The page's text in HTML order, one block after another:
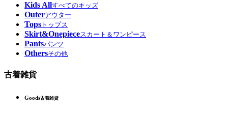
Kids Allすべてのキッズ
Outerアウター
Tops トップス
Skirt&Onepieceスカート＆ワンピース
Pantsパンツ
Othersその他
古着雑貨
Goods古着雑貨